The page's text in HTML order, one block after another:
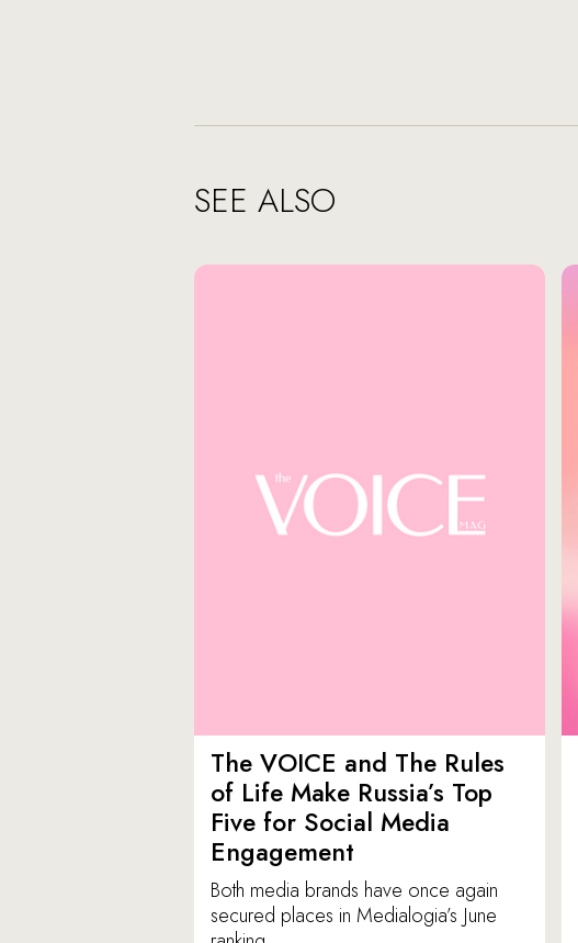
SEE ALSO
The VOICE and The Rules
of Life Make Russia’s Top
Five for Social Media
Engagement
Both media brands have once again
secured places in Medialogia’s June